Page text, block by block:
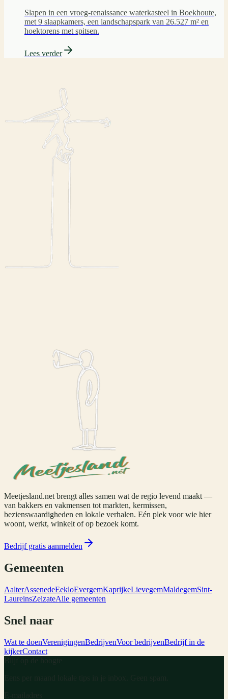
Slapen in een vroeg-renaissance waterkasteel in Boekhoute,
met 9 slaapkamers, een landschapspark van 26.527 m² en
hoektorens met spitsen.
Lees verder
Meetjesland.net brengt alles samen wat de regio levend maakt —
van bakkers en vakmensen tot markten, kermissen,
bezienswaardigheden en lokale verhalen. Eén plek voor wie hier
woont, werkt, winkelt of op bezoek komt.
Bedrijf gratis aanmelden
Gemeenten
AalterAssenedeEekloEvergemKaprijkeLievegemMaldegemSint-
LaureinsZelzateAlle gemeenten
Snel naar
Wat te doenVerenigingenBedrijvenVoor bedrijvenBedrijf in de
kijkerContact